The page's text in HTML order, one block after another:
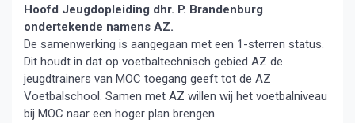
Hoofd Jeugdopleiding dhr. P. Brandenburg
ondertekende namens AZ.
De samenwerking is aangegaan met een 1-sterren status.
Dit houdt in dat op voetbaltechnisch gebied AZ de
jeugdtrainers van MOC toegang geeft tot de AZ
Voetbalschool. Samen met AZ willen wij het voetbalniveau
bij MOC naar een hoger plan brengen.